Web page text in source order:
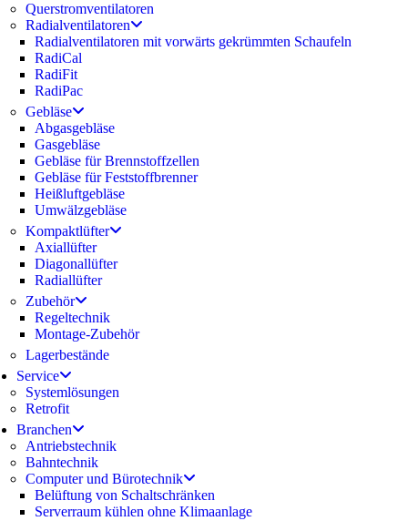
Querstromventilatoren
Radialventilatoren
Radialventilatoren mit vorwärts gekrümmten Schaufeln
RadiCal
RadiFit
RadiPac
Gebläse
Abgasgebläse
Gasgebläse
Gebläse für Brennstoffzellen
Gebläse für Feststoffbrenner
Heißluftgebläse
Umwälzgebläse
Kompaktlüfter
Axiallüfter
Diagonallüfter
Radiallüfter
Zubehör
Regeltechnik
Montage-Zubehör
Lagerbestände
Service
Systemlösungen
Retrofit
Branchen
Antriebstechnik
Bahntechnik
Computer und Bürotechnik
Belüftung von Schaltschränken
Serverraum kühlen ohne Klimaanlage